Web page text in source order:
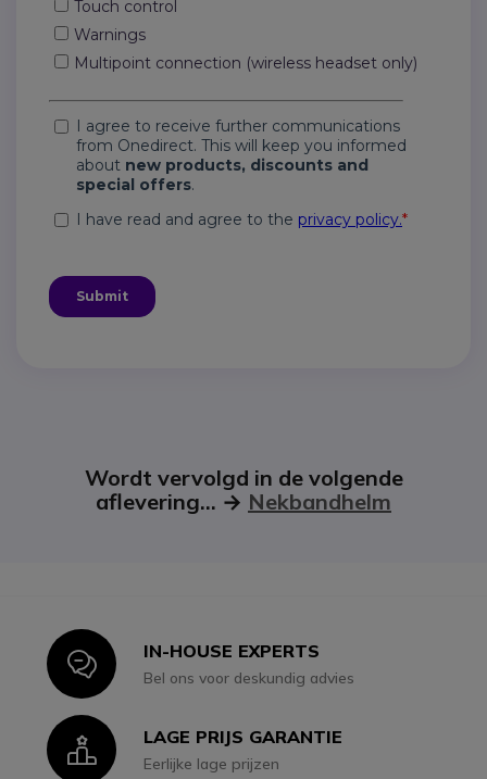
Wordt vervolgd in de volgende
aflevering... → Nekbandhelm
IconIN-HOUSE EXPERTS
Bel ons voor deskundig advies
IconLAGE PRIJS GARANTIE
Eerlijke lage prijzen